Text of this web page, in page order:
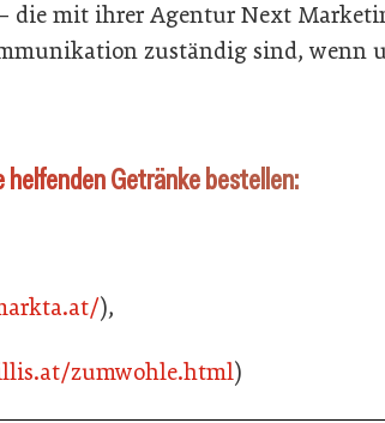
die mit ihrer Agentur Next
zuständig sind, wenn
helfenden Getränke bestellen:
),
zumwohle.html)